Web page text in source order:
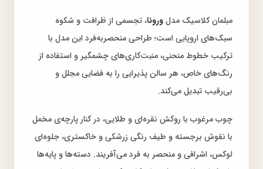
مبلمان کلاسیک مدلورونا، تجسمی از ظرافت و شکوه
سبک‌های اروپایی است؛ طراحی منحصربه‌فرد این مدل با
ترکیب خطوط منحنی، منبت‌کاری‌های چشمگیر و استفاده از
رنگ‌های خاص، هر سالن پذیرایی را به فضایی مجلل و
بی‌رقیب تبدیل می‌کند.
چوب مرغوب با روکش نقره‌ای و طلایی، در کنار پارچه‌ی مخمل
با نقوش برجسته و طیف رنگی زرشکی و خاکستری، جلوه‌ای
لوکس، اشرافی و منحصر به فرد می‌آفریند. دسته‌ها و پایه‌ها